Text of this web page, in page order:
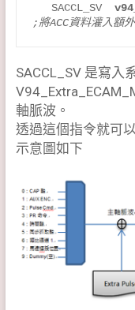
   SACCL_SV
;將ACC資料灌入額
SACCL_SV 是寫入
軸脈波。
透過這個指令就可
示意圖如下